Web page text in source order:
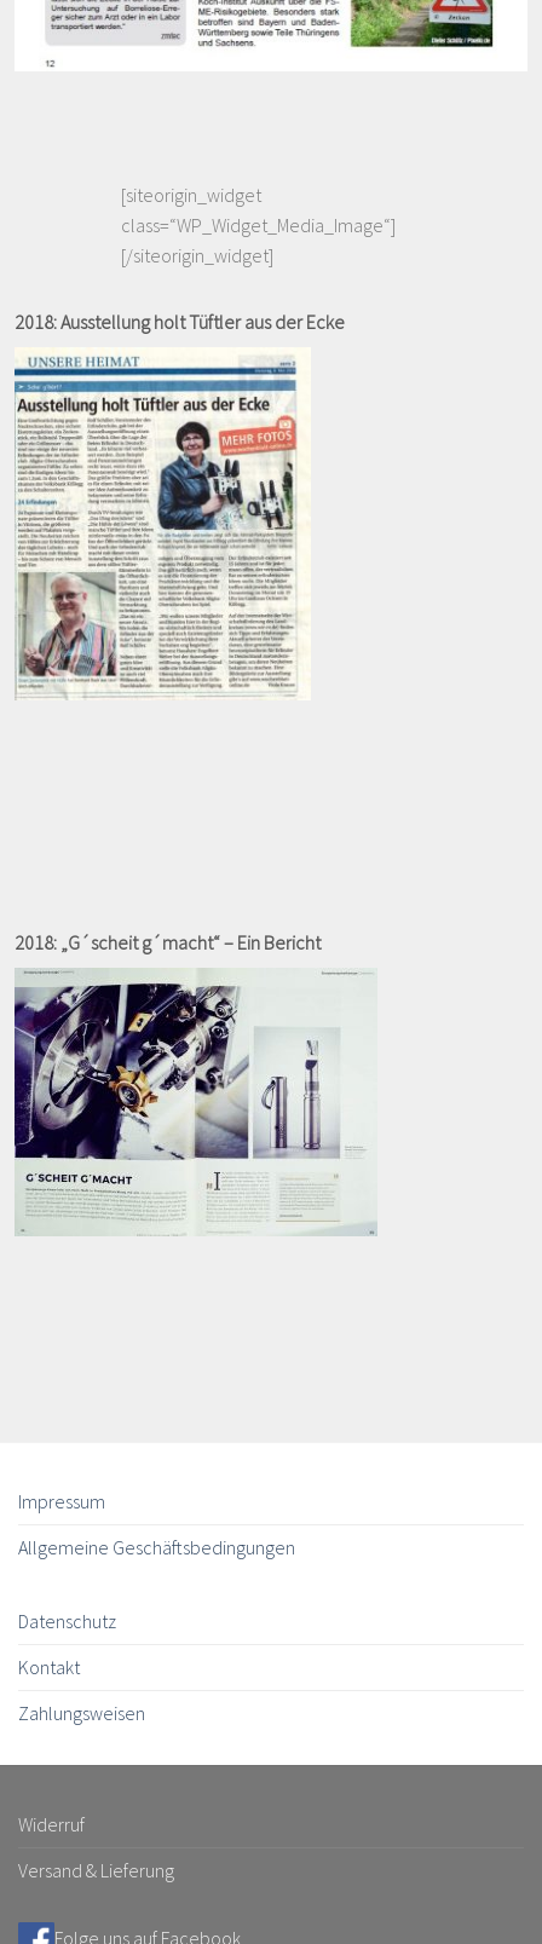
[siteorigin_widget
class=“WP_Widget_Media_Image“]
[/siteorigin_widget]
2018: Ausstellung holt Tüftler aus der Ecke
2018: „G´scheit g´macht“ – Ein Bericht
Impressum
Allgemeine Geschäftsbedingungen
Datenschutz
Kontakt
Zahlungsweisen
Widerruf
Versand & Lieferung
Folge uns auf Facebook